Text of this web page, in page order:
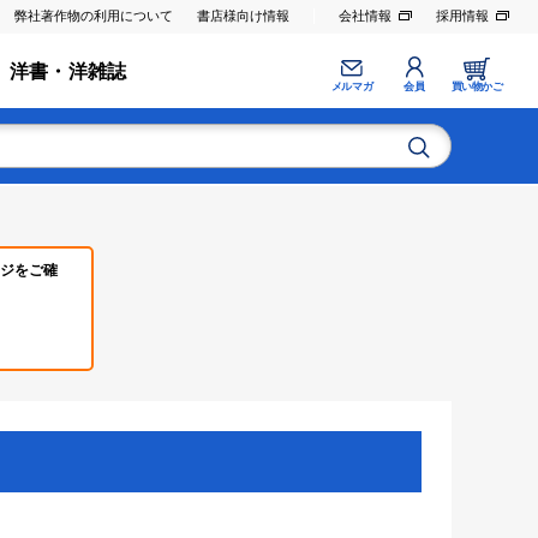
弊社著作物の利用について 書店様向け情報 会社情報 採用情報
洋書・洋雑誌
メルマガ 会員 買い物かご
をご確